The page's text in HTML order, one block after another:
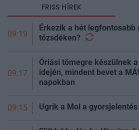
még az állam finanszírozását is m
FRISS HÍREK
09:19
Érkezik a hét legfontosabb
tőzsdéken?
09:17
Óriási tömegre készülnek
idején, mindent bevet a
napokban
09:15 Ugrik a Mol a gyorsjelentés